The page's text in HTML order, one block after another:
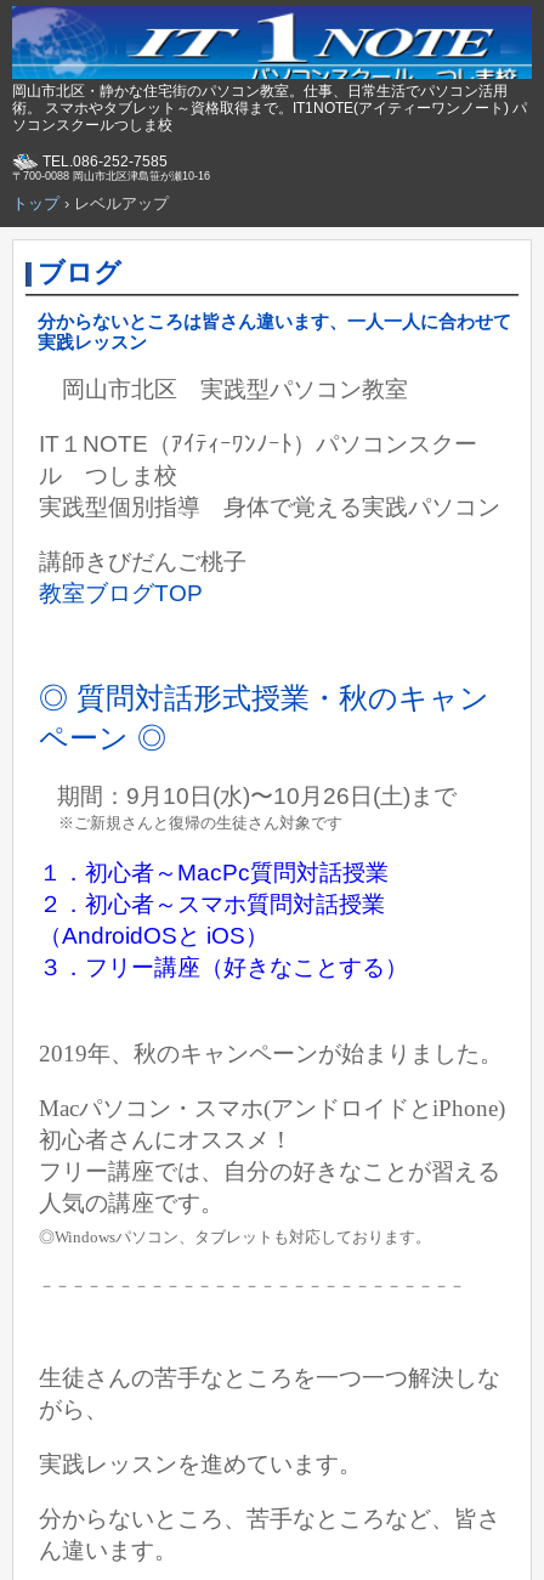
岡山市北区・静かな住宅街のパソコン教室。仕事、日常生活でパソコン活用
術。 スマホやタブレット～資格取得まで。IT1NOTE(アイティーワンノート) パ
ソコンスクールつしま校
TEL.086-252-7585
〒700-0088 岡山市北区津島笹が瀬10-16
トップ› レベルアップ
ブログ
分からないところは皆さん違います、一人一人に合わせて
実践レッスン
岡山市北区 実践型パソコン教室
IT１NOTE（ｱｲﾃｨｰﾜﾝﾉｰﾄ）パソコンスクー
ル つしま校
実践型個別指導 身体で覚える実践パソコン
講師きびだんご桃子
教室ブログTOP
◎ 質問対話形式授業・秋のキャン
ペーン ◎
期間：9月10日(水)〜10月26日(土)まで
※ご新規さんと復帰の生徒さん対象です
１．初心者～MacPc質問対話授業
２．初心者～スマホ質問対話授業
（AndroidOSと iOS）
３．フリー講座（好きなことする）
2019年、秋のキャンペーンが始まりました。
Macパソコン・スマホ(アンドロイドとiPhone)
初心者さんにオススメ！
フリー講座では、自分の好きなことが習える
人気の講座です。
◎Windowsパソコン、タブレットも対応しております。
－－－－－－－－－－－－－－－－－－－－－－－－－－－
生徒さんの苦手なところを一つ一つ解決しな
がら、
実践レッスンを進めています。
分からないところ、苦手なところなど、皆さ
ん違います。